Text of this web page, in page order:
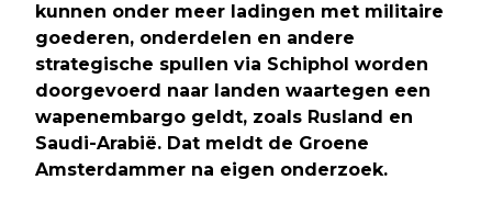
kunnen onder meer ladingen met militaire
goederen, onderdelen en andere
strategische spullen via Schiphol worden
doorgevoerd naar landen waartegen een
wapenembargo geldt, zoals Rusland en
Saudi-Arabië. Dat meldt de Groene
Amsterdammer na eigen onderzoek.